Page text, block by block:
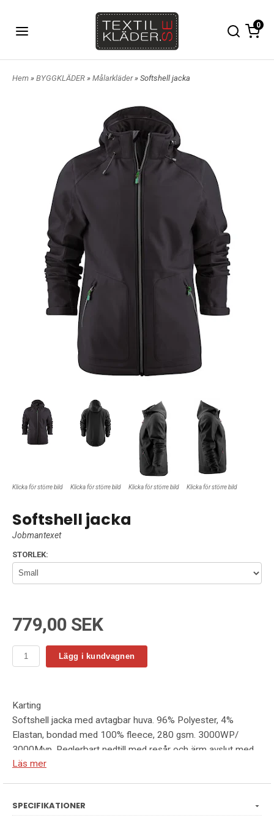
0
Hem » BYGGKLÄDER » Målarkläder» Softshell jacka
Klicka för större bild Klicka för större bild Klicka för större bild Klicka för större bild
Softshell jacka
Jobmantexet
STORLEK:
779,00 SEK
Lägg i kundvagnen
Karting
Softshell jacka med avtagbar huva. 96% Polyester, 4%
Elastan, bondad med 100% fleece, 280 gsm. 3000WP/
3000Mvp. Reglerbart nedtill med resår och ärm avslut med
velcro-straps. Reflex piping bak för högre synbarhet.Blixtlås
Art 2261061
Läs mer
SPECIFIKATIONER